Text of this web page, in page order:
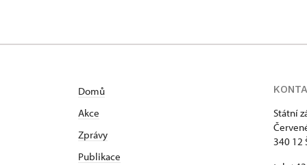
Domů
Akce
Zprávy
Publikace
Státní
340 12